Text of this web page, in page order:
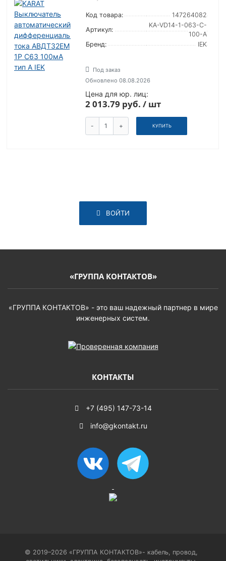
Код товара:
147264082
Артикул:
KA-VD14-1-063-C-
100-A
Бренд:
IEK
Под заказ
Обновлено 08.08.2026
Цена для юр. лиц:
2 013.79 руб. / шт
- + КУПИТЬ
ВОЙТИ
«ГРУППА КОНТАКТОВ»
«ГРУППА КОНТАКТОВ» - это ваш надежный партнер в мире
инженерных систем.
КОНТАКТЫ
+7 (495) 147-73-14
info@gkontakt.ru
© 2019–2026 «ГРУППА КОНТАКТОВ»- кабель, провод,